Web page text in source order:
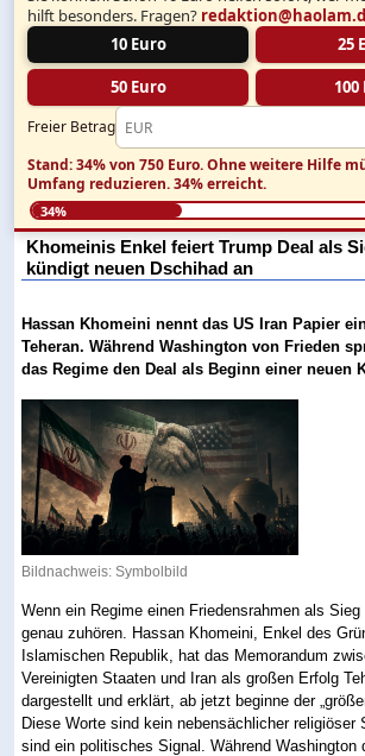
hilft besonders. Fragen?
10 Euro
25
50 Euro 100
Freier Betrag
Stand: 34% von 750 Euro.Ohne weitere Hilfe
Umfang reduzieren.34% erreicht.
34%
Khomeinis Enkel feiert Trump Deal als
kündigt neuen Dschihad an
Hassan Khomeini nennt das US Iran Papier
Teheran. Während Washington von Frieden
das Regime den Deal als Beginn einer neuen
Bildnachweis: Symbolbild
Wenn ein Regime einen Friedensrahmen als
genau zuhören. Hassan Khomeini, Enkel des
Islamischen Republik, hat das Memorandum
Vereinigten Staaten und Iran als großen Erfolg
dargestellt und erklärt, ab jetzt beginne der
Diese Worte sind kein nebensächlicher religiöser
sind ein politisches Signal. Während Washington